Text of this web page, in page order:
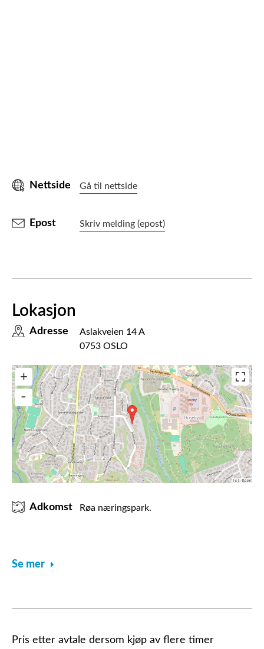
Nettside Gå til nettside
Epost Skriv melding (epost)
Lokasjon
Adresse
Aslakveien 14 A
0753 OSLO
Adkomst Røa næringspark.
Se mer
Pris etter avtale dersom kjøp av flere timer